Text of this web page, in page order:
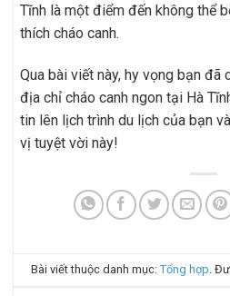
Tĩnh là một điểm đến không thể
thích cháo canh.
Qua bài viết này, hy vọng bạn đã
địa chỉ cháo canh ngon tại Hà
tin lên lịch trình du lịch của bạn
vị tuyệt vời này!
Bài viết thuộc danh mục:Tổng hợp .